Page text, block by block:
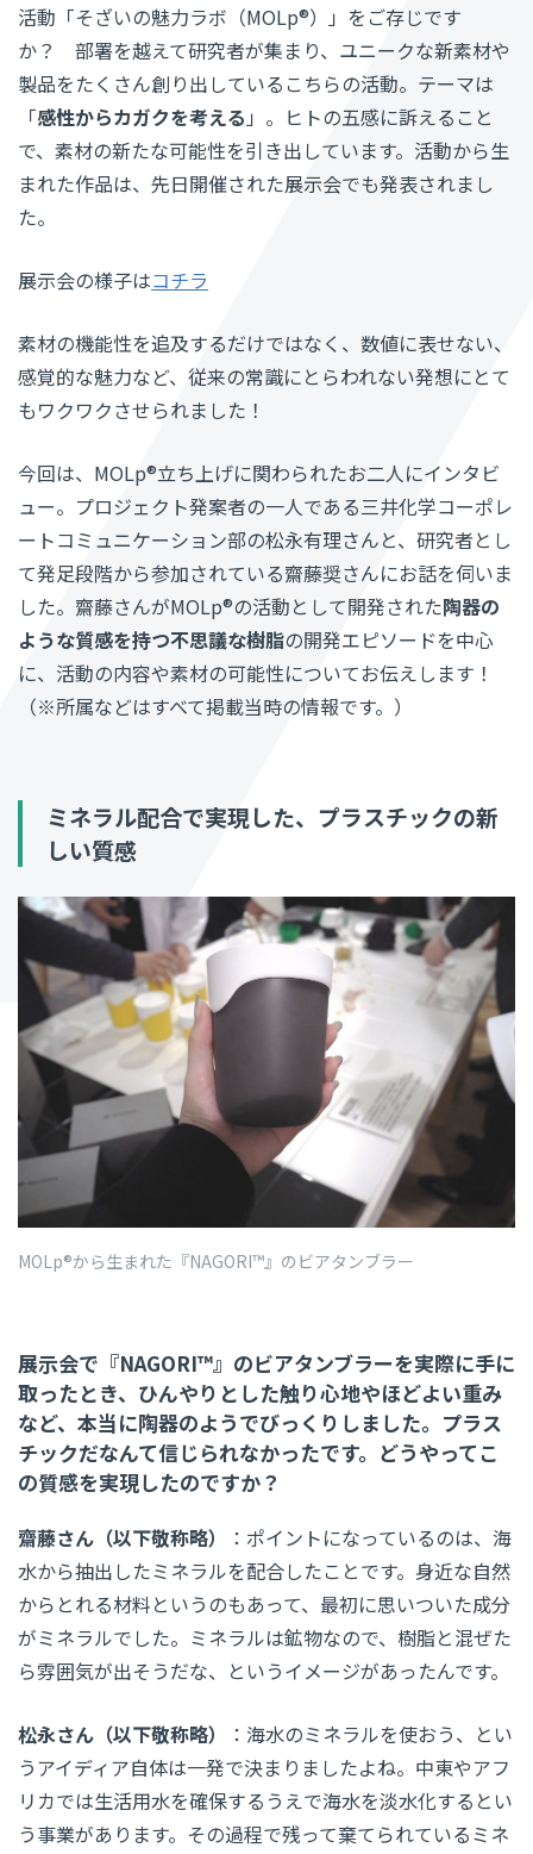
活動「そざいの魅力ラボ（MOLp®）」をご存じです
か？ 部署を越えて研究者が集まり、ユニークな新素材や
製品をたくさん創り出しているこちらの活動。テーマは
「感性からカガクを考える 」。ヒトの五感に訴えること
で、素材の新たな可能性を引き出しています。活動から生
まれた作品は、先日開催された展示会でも発表されまし
た。
展示会の様子はコチラ
素材の機能性を追及するだけではなく、数値に表せない、
感覚的な魅力など、従来の常識にとらわれない発想にとて
もワクワクさせられました！
今回は、MOLp®立ち上げに関わられたお二人にインタビ
ュー。プロジェクト発案者の一人である三井化学コーポレ
ートコミュニケーション部の松永有理さんと、研究者とし
て発足段階から参加されている齋藤奨さんにお話を伺いま
した。齋藤さんがMOLp®の活動として開発された陶器の
ような質感を持つ不思議な樹脂の開発エピソードを中心
に、活動の内容や素材の可能性についてお伝えします！
（※所属などはすべて掲載当時の情報です。）
ミネラル配合で実現した、プラスチックの新
しい質感
MOLp®から生まれた『NAGORI™』のビアタンブラー
展示会で『NAGORI™』のビアタンブラーを実際に手に
取ったとき、ひんやりとした触り心地やほどよい重み
など、本当に陶器のようでびっくりしました。プラス
チックだなんて信じられなかったです。どうやってこ
の質感を実現したのですか？
齋藤さん（以下敬称略）
：ポイントになっているのは、海
水から抽出したミネラルを配合したことです。身近な自然
からとれる材料というのもあって、最初に思いついた成分
がミネラルでした。ミネラルは鉱物なので、樹脂と混ぜた
ら雰囲気が出そうだな、というイメージがあったんです。
松永さん（以下敬称略）
：海水のミネラルを使おう、とい
うアイディア自体は一発で決まりましたよね。中東やアフ
リカでは生活用水を確保するうえで海水を淡水化するとい
う事業があります。その過程で残って棄てられているミネ